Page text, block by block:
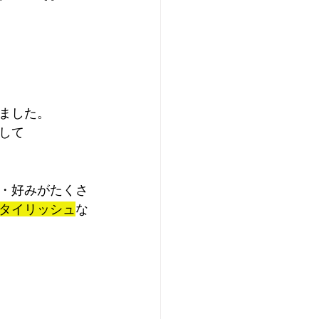
した。
て
好みがたくさ
イリッシュ な